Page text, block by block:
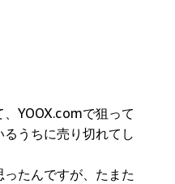
YOOX.comで狙って
うちに売り切れてし
たんですが、たまた